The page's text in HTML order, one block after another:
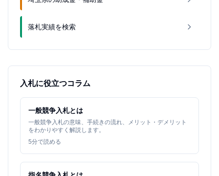
落札実績を検索
入札に役立つコラム
一般競争入札とは
一般競争入札の意味、手続きの流れ、メリット・デメリット
をわかりやすく解説します。
5分で読める